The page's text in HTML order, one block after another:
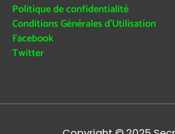
Politique de confidentialité
Conditions Générales d’Utilisation
Facebook
Twitter